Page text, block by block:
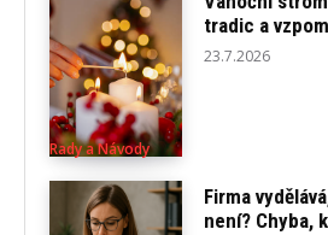
Rady a Návody
tradic a
23.7.2026
Firma
není? Chyba,